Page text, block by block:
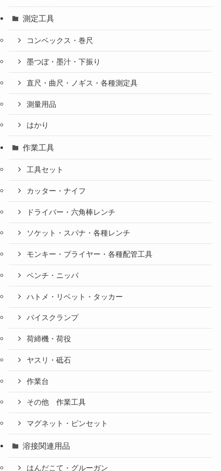
測定工具
コンベックス・巻尺
墨つぼ・墨汁・下振り
直尺・曲尺・ノギス・各種測定具
測量用品
はかり
作業工具
工具セット
カッター・ナイフ
ドライバー・六角棒レンチ
ソケット・スパナ・各種レンチ
モンキー・プライヤー・各種配管工具
ペンチ・ニッパ
ハトメ・リベット・タッカー
バイスクランプ
荷締機・荷役
ヤスリ・砥石
作業台
その他 作業工具
マグネット・ピンセット
溶接関連用品
はんだこて・グルーガン